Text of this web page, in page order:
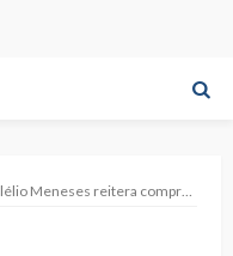
de reforçar meios humanos e técnicos do HDES